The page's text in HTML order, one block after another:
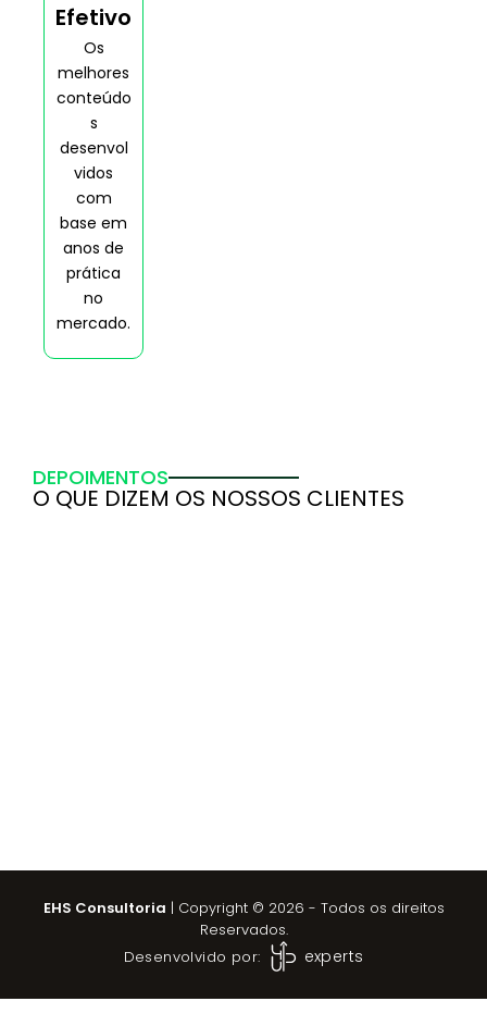
Efetivo
Os
melhores
conteúdo
s
desenvol
vidos
com
base em
anos de
prática
no
mercado.
DEPOIMENTOS
O QUE DIZEM OS NOSSOS CLIENTES
EHS Consultoria | Copyright © 2026 - Todos os direitos
Reservados.
Desenvolvido por:
experts